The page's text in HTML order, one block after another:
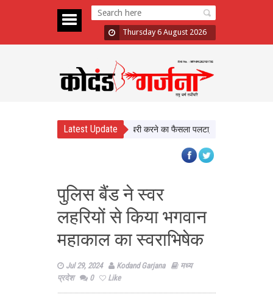
Thursday 6 August 2026
Latest Update
Case: Bombay HC ने बरी करने का फैसला पलटा, दोषी करार
पुलिस बैंड ने स्वर
लहरियों से किया भगवान
महाकाल का स्वराभिषेक
Jul 29, 2024 Kodand Garjana
मध्य
प्रदेश
0 Like